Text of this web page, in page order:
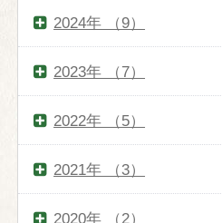
2024年 （9）
2023年 （7）
2022年 （5）
2021年 （3）
2020年 （2）
館内施設
庭園
交通案内
過ごし方